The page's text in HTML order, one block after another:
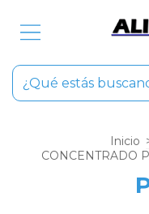
Inicio
CONCENTRADO